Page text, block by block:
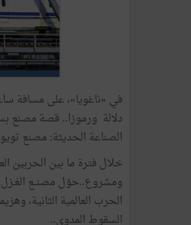
في «ناغويا»، على مسافة
دلالة ورموزا.. قصة مصنع
الصناعة الحديثة: مصنع
خلال فترة ما بين الحربين
ومشروع..حوّل مصنــع الغـزل
الحرب العالمية الثانية،
السقوط المدوي..